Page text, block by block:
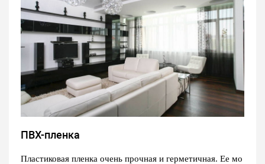
ПВХ-пленка
Пластиковая пленка очень прочная и герметичная. Ее мо